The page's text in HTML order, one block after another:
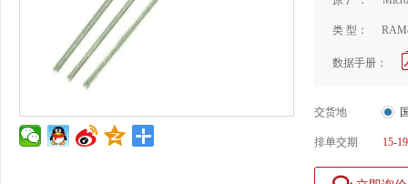
类 型：
数据手册：
交货地
排单交期 15-19